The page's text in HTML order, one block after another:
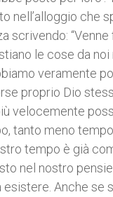
nell’alloggio che
scrivendo:
le cose da
veramente
proprio Dio
velocemente
tanto meno
tempo è già
nel nostro
esistere. Anche se